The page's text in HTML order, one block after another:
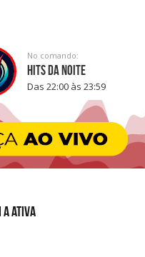
No comando:
HITS DA NOITE
Das 22:00 às 23:59
A ATIVA